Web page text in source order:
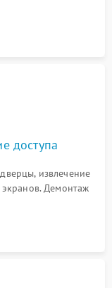
с нагревом,
дверцы.
доступа
извлечение
Демонтаж
доступа к